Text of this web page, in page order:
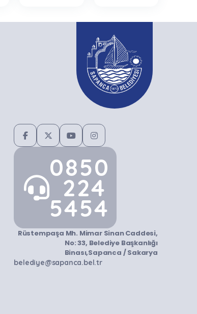
0850
224
5454
Rüstempaşa Mh. Mimar Sinan Caddesi,
No: 33, Belediye Başkanlığı
Binası,Sapanca / Sakarya
belediye@sapanca.bel.tr